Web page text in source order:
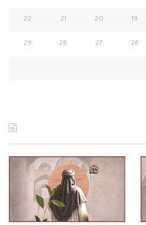
19
20
21
22
26
27
28
29